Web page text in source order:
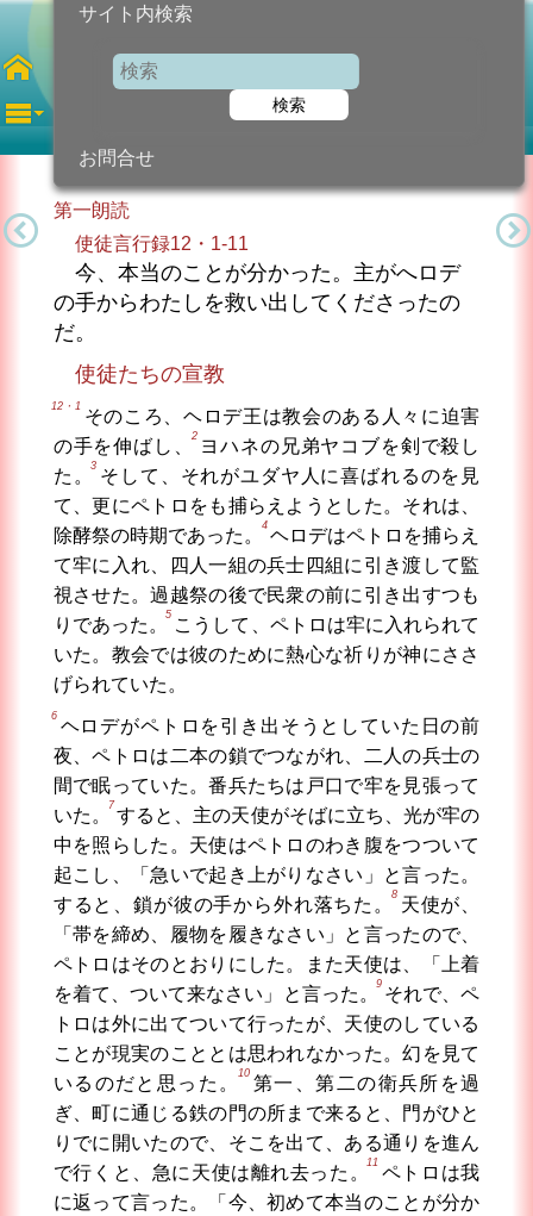
サイト内検索
検索
お問合せ
聖ペトロ・聖パウロ使徒
第一朗読
使徒言行録12・1-11
今、本当のことが分かった。主がへロデ
の手からわたしを救い出してくださったの
だ。
使徒たちの宣教
12・1
そのころ、ヘロデ王は教会のある人々に迫害
の手を伸ばし、
2
ヨハネの兄弟ヤコブを剣で殺し
た。
3
そして、それがユダヤ人に喜ばれるのを見
て、更にペトロをも捕らえようとした。それは、
除酵祭の時期であった。
4
ヘロデはペトロを捕らえ
て牢に入れ、四人一組の兵士四組に引き渡して監
視させた。過越祭の後で民衆の前に引き出すつも
りであった。
5
こうして、ペトロは牢に入れられて
いた。教会では彼のために熱心な祈りが神にささ
げられていた。
6
ヘロデがペトロを引き出そうとしていた日の前
夜、ペトロは二本の鎖でつながれ、二人の兵士の
間で眠っていた。番兵たちは戸口で牢を見張って
いた。
7
すると、主の天使がそばに立ち、光が牢の
中を照らした。天使はペトロのわき腹をつついて
起こし、「急いで起き上がりなさい」と言った。
すると、鎖が彼の手から外れ落ちた。
8
天使が、
「帯を締め、履物を履きなさい」と言ったので、
ペトロはそのとおりにした。また天使は、「上着
を着て、ついて来なさい」と言った。
9
それで、ペ
トロは外に出てついて行ったが、天使のしている
ことが現実のこととは思われなかった。幻を見て
いるのだと思った。
10
第一、第二の衛兵所を過
ぎ、町に通じる鉄の門の所まで来ると、門がひと
りでに開いたので、そこを出て、ある通りを進ん
で行くと、急に天使は離れ去った。
11
ペトロは我
に返って言った。「今、初めて本当のことが分か